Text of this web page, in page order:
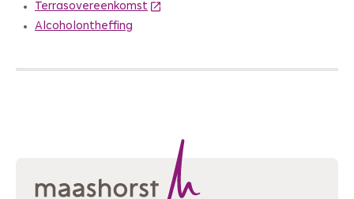
Terrasovereenkomst
Alcoholontheffing